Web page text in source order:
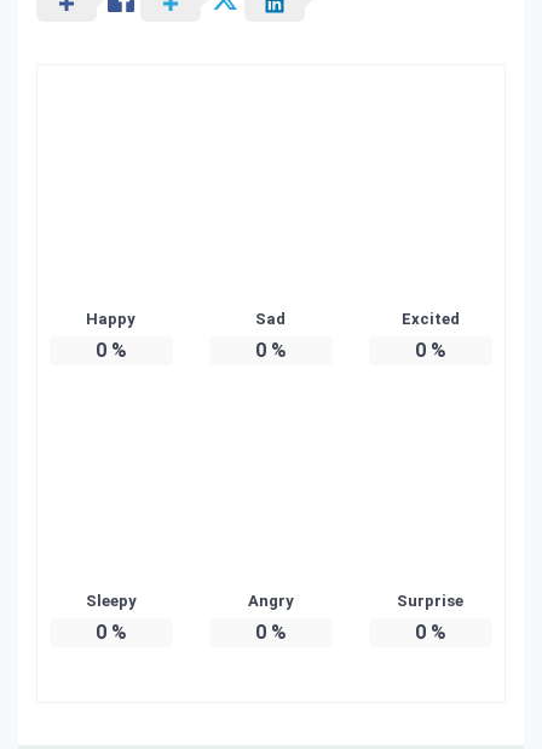
Happy
0%
Sad
0%
Excited
0%
Sleepy
0%
Angry
0%
Surprise
0%